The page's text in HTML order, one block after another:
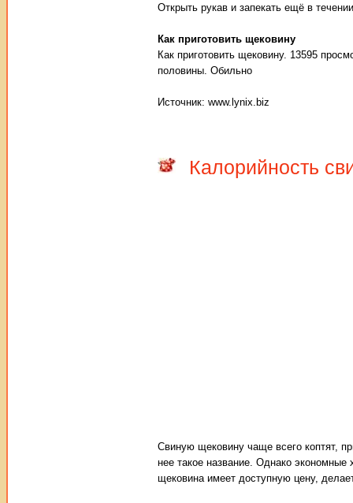
Открыть рукав и запекать ещё в
Как приготовить щековину
Как приготовить щековину. 13595
половины. Обильно
Источник: www.lynix.biz
Калорийность
Свиную щековину чаще всего коптят,
нее такое название. Однако экономные
щековина имеет доступную цену,